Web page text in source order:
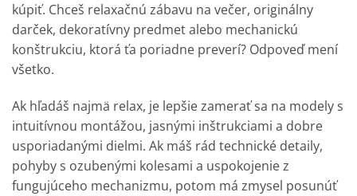
kúpiť. Chceš relaxačnú zábavu na večer, originálny
darček, dekoratívny predmet alebo mechanickú
konštrukciu, ktorá ťa poriadne preverí? Odpoveď mení
všetko.
Ak hľadáš najmä relax, je lepšie zamerať sa na modely s
intuitívnou montážou, jasnými inštrukciami a dobre
usporiadanými dielmi. Ak máš rád technické detaily,
pohyby s ozubenými kolesami a uspokojenie z
fungujúceho mechanizmu, potom má zmysel posunúť